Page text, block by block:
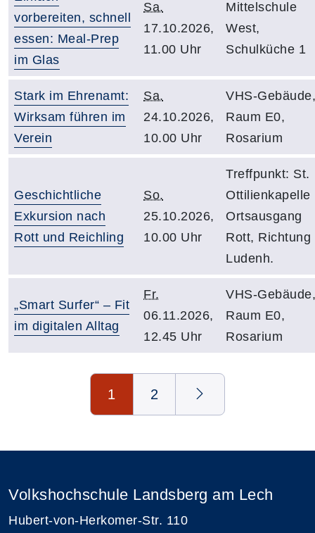
vorbereiten, schnell
essen: Meal-Prep
im Glas
Sa.
17.10.2026,
11.00 Uhr
Mittelschule
West,
Schulküche 1
Stark im Ehrenamt:
Wirksam führen im
Verein
Sa.
24.10.2026,
10.00 Uhr
VHS-Gebäude,
Raum E0,
Rosarium
Geschichtliche
Exkursion nach
Rott und Reichling
So.
25.10.2026,
10.00 Uhr
Treffpunkt: St.
Ottilienkapelle
Ortsausgang
Rott, Richtung
Ludenh.
„Smart Surfer“ – Fit
im digitalen Alltag
Fr.
06.11.2026,
12.45 Uhr
VHS-Gebäude,
Raum E0,
Rosarium
1 2
Volkshochschule Landsberg am Lech
Hubert-von-Herkomer-Str. 110